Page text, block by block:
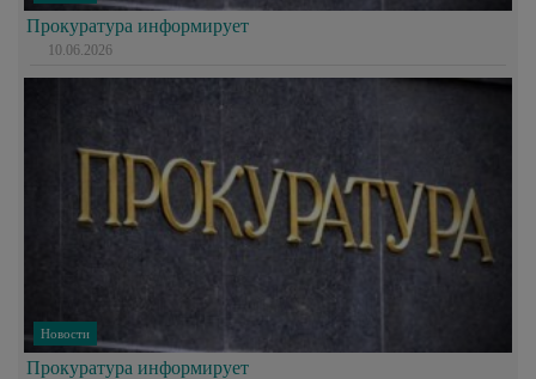
Прокуратура информирует
10.06.2026
Новости
Прокуратура информирует